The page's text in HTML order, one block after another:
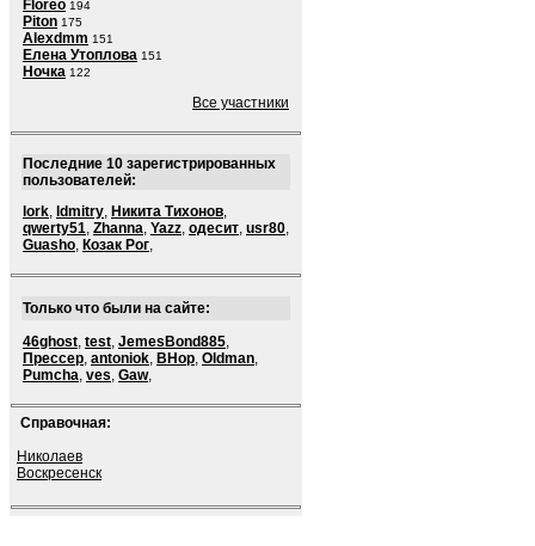
Floreo 194
Piton 175
Alexdmm 151
Елена Утоплова 151
Ночка 122
Все участники
Последние 10 зарегистрированных
пользователей:
lork, ldmitry, Никита Тихонов,
qwerty51, Zhanna, Yazz, одесит, usr80,
Guasho, Козак Рог,
Только что были на сайте:
46ghost, test, JemesBond885,
Прессер, antoniok, BHop, Oldman,
Pumcha, ves, Gaw,
Справочная:
Николаев
Воскресенск